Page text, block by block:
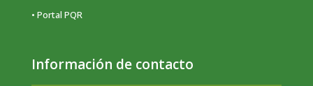
• Portal PQR
Información de contacto